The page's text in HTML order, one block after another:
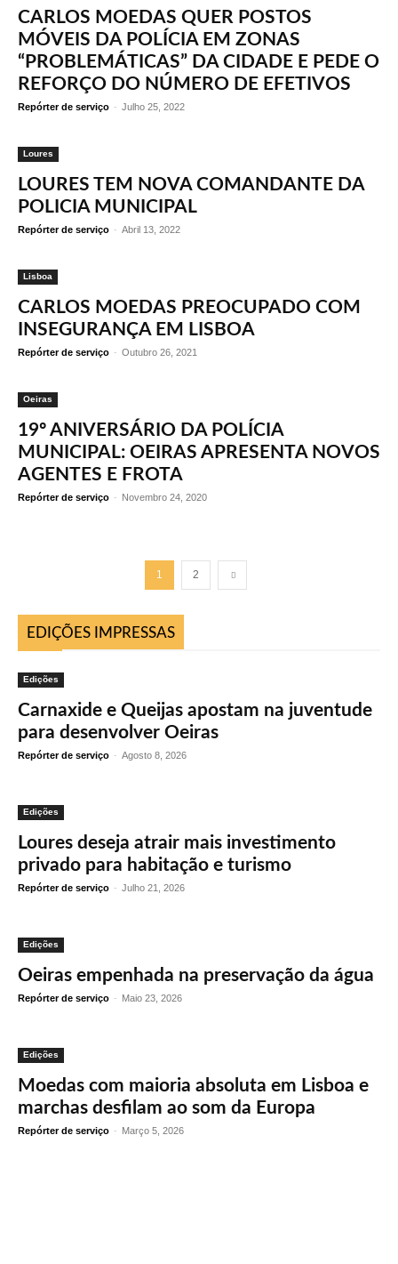
CARLOS MOEDAS QUER POSTOS
MÓVEIS DA POLÍCIA EM ZONAS
“PROBLEMÁTICAS” DA CIDADE E PEDE O
REFORÇO DO NÚMERO DE EFETIVOS
Repórter de serviço - Julho 25, 2022
Loures
LOURES TEM NOVA COMANDANTE DA
POLICIA MUNICIPAL
Repórter de serviço - Abril 13, 2022
Lisboa
CARLOS MOEDAS PREOCUPADO COM
INSEGURANÇA EM LISBOA
Repórter de serviço - Outubro 26, 2021
Oeiras
19º ANIVERSÁRIO DA POLÍCIA
MUNICIPAL: OEIRAS APRESENTA NOVOS
AGENTES E FROTA
Repórter de serviço - Novembro 24, 2020
1 2
EDIÇÕES IMPRESSAS
Edições
Carnaxide e Queijas apostam na juventude
para desenvolver Oeiras
Repórter de serviço - Agosto 8, 2026
Edições
Loures deseja atrair mais investimento
privado para habitação e turismo
Repórter de serviço - Julho 21, 2026
Edições
Oeiras empenhada na preservação da água
Repórter de serviço - Maio 23, 2026
Edições
Moedas com maioria absoluta em Lisboa e
marchas desfilam ao som da Europa
Repórter de serviço - Março 5, 2026